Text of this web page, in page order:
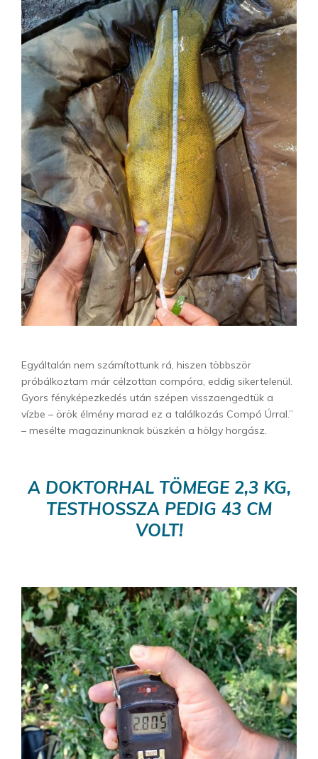
Egyáltalán nem számítottunk rá, hiszen többször
próbálkoztam már célzottan compóra, eddig sikertelenül.
Gyors fényképezkedés után szépen visszaengedtük a
vízbe – örök élmény marad ez a találkozás Compó Úrral.”
– mesélte magazinunknak büszkén a hölgy horgász.
A DOKTORHAL TÖMEGE 2,3 KG,
TESTHOSSZA PEDIG 43 CM
VOLT!